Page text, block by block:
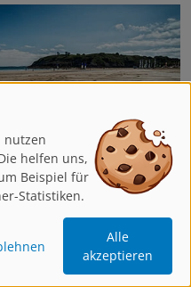
der Natur und mit der
Martin Stockberg.Land
ist ihm die
ebenso wichtig wie der
vor Ort die Entstehung
er mit seinen
nutzen
helfen uns,
Beispiel für
Statistiken.
Alle
akzeptieren